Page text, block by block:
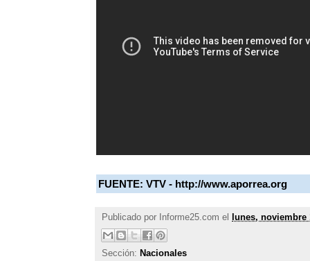
FUENTE: VTV - http://www.aporrea.org
Publicado por Informe25.com el lunes, noviembre
Sección: Nacionales